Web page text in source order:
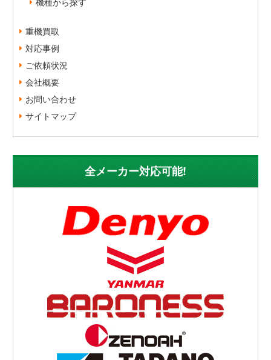
重機買取
対応事例
ご依頼状況
会社概要
お問い合わせ
サイトマップ
全メーカー対応可能!